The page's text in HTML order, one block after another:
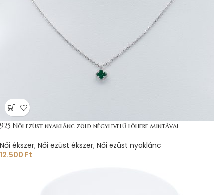
925 Női ezüst nyaklánc zöld négylevelű lóhere mintával
Női ékszer, Női ezüst ékszer, Női ezüst nyaklánc
12.500 Ft